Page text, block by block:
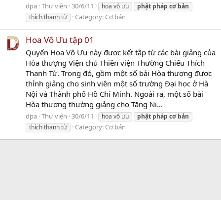
dpa Thư viện 30/6/11 hoa vô ưu phật pháp cơ bản
thích thanh từ
Category: Cơ bản
Hoa Vô Ưu tập 01
Quyển Hoa Vô Ưu này được kết tập từ các bài giảng của
Hòa thượng Viện chủ Thiền viện Thường Chiếu Thích
Thanh Từ. Trong đó, gồm một số bài Hòa thượng được
thỉnh giảng cho sinh viên một số trường Đại học ở Hà
Nội và Thành phố Hồ Chí Minh. Ngoài ra, một số bài
Hòa thượng thường giảng cho Tăng Ni...
dpa Thư viện 30/6/11 hoa vô ưu phật pháp cơ bản
thích thanh từ
Category: Cơ bản